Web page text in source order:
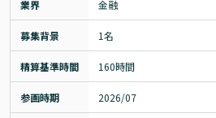
業界 金融
募集背景 1名
精算基準時間 160時間
参画時期 2026/07